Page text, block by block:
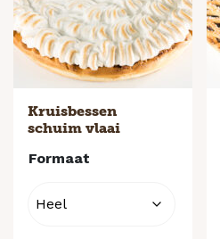
Kruisbessen
schuim vlaai
Formaat